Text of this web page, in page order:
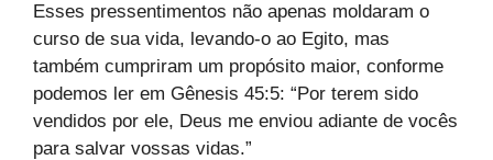
Esses pressentimentos não apenas moldaram o
curso de sua vida, levando-o ao Egito, mas
também cumpriram um propósito maior, conforme
podemos ler em Gênesis 45:5: “Por terem sido
vendidos por ele, Deus me enviou adiante de vocês
para salvar vossas vidas.”